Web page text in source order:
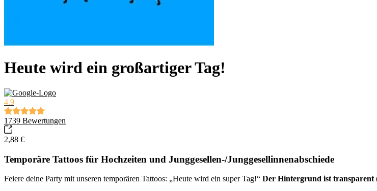
Heute wird ein großartiger Tag!
4.9
1739 Bewertungen
2,88 €
Temporäre Tattoos für Hochzeiten und Junggesellen-/Junggesellinnenabschiede
Feiere deine Party mit unseren temporären Tattoos: „Heute wird ein super Tag!“ Der Hintergrund ist transparent